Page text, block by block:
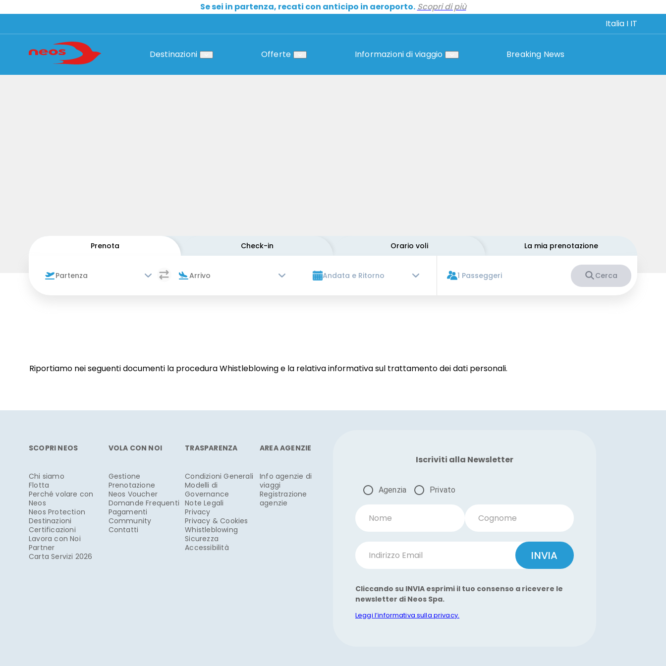
Se sei in partenza, recati con anticipo in aeroporto. Scopri di più
Italia I IT
Destinazioni Offerte Informazioni di viaggio Breaking News
Prenota Check-in Orario voli La mia prenotazione
Andata e Ritorno 1 Passeggeri Cerca
Riportiamo nei seguenti documenti la procedura Whistleblowing e la relativa informativa sul trattamento dei dati personali.
SCOPRI NEOS
Chi siamo
Flotta
Perché volare con
Neos
Neos Protection
Destinazioni
Certificazioni
Lavora con Noi
Partner
Carta Servizi 2026
VOLA CON NOI
Gestione
Prenotazione
Neos Voucher
Domande Frequenti
Pagamenti
Community
Contatti
TRASPARENZA
Condizioni Generali
Modelli di
Governance
Note Legali
Privacy
Privacy & Cookies
Whistleblowing
Sicurezza
Accessibilità
AREA AGENZIE
Info agenzie di
viaggi
Registrazione
agenzie
Iscriviti alla Newsletter
Agenzia Privato
Nome Cognome
Indirizzo Email INVIA
Cliccando su INVIA esprimi il tuo consenso a ricevere le
newsletter di Neos Spa.
Leggi l’informativa sulla privacy.